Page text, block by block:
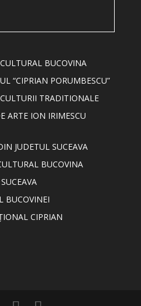
BUCOVINA
“CIPRIAN PORUMBESCU”
TRADITIONALE
ARTE ION IRIMESCU
JUDETUL SUCEAVA
BUCOVINA
BUCOVINEI
CIPRIAN